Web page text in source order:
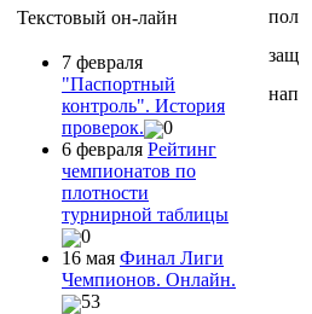
Текстовый он-лайн
7 февраля
"Паспортный
контроль". История
проверок.
0
6 февраля Рейтинг
чемпионатов по
плотности
турнирной таблицы
0
16 мая Финал Лиги
Чемпионов. Онлайн.
53
пол
защ
нап